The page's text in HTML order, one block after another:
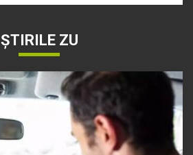
ȘTIRILE ZU